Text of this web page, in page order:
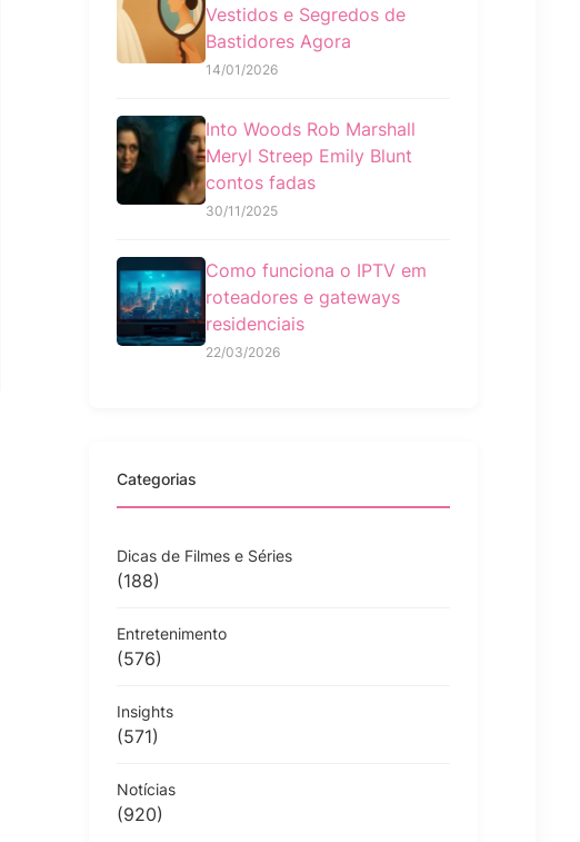
Vestidos e Segredos de
Bastidores Agora
14/01/2026
Into Woods Rob Marshall
Meryl Streep Emily Blunt
contos fadas
30/11/2025
Como funciona o IPTV em
roteadores e gateways
residenciais
22/03/2026
Categorias
Dicas de Filmes e Séries
(188)
Entretenimento
(576)
Insights
(571)
Notícias
(920)